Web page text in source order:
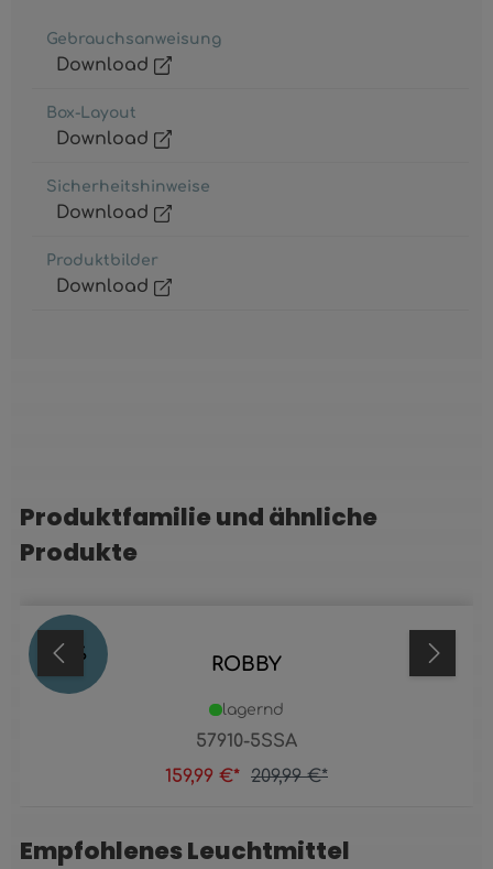
Gebrauchsanweisung
Download
Box-Layout
Download
Sicherheitshinweise
Download
Produktbilder
Download
Produktgalerie überspringen
Produktfamilie und ähnliche
Produkte
24 % ROBBY
57910-5SSA
lagernd
159,99 €* 209,99 €*
Produktgalerie überspringen
Empfohlenes Leuchtmittel